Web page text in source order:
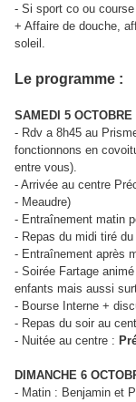
- Si sport co ou
+ Affaire de douche,
soleil.
Le programme :
SAMEDI 5 OCTOBRE
- Rdv a 8h45 au
fonctionnons en
entre vous).
- Arrivée au centre
- Meaudre)
- Entraînement matin
- Repas du midi tiré du
- Entraînement après
- Soirée Fartage
enfants mais aussi
- Bourse Interne +
- Repas du soir au
- Nuitée au centre :
DIMANCHE 6
- Matin : Benjamin et